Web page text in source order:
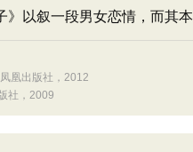
以叙一段男女恋情，而其
凰出版社，2012
社，2009